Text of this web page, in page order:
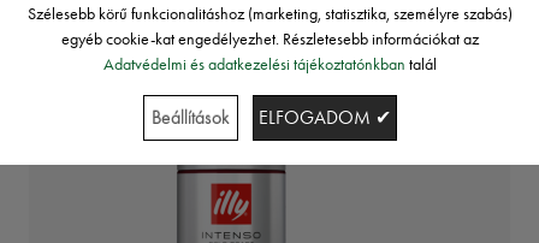
Szélesebb körű funkcionalitáshoz (marketing, statisztika, személyre szabás)
egyéb cookie-kat engedélyezhet. Részletesebb információkat az
Adatvédelmi és adatkezelési tájékoztatónkban talál
Beállítások ELFOGADOM ✔